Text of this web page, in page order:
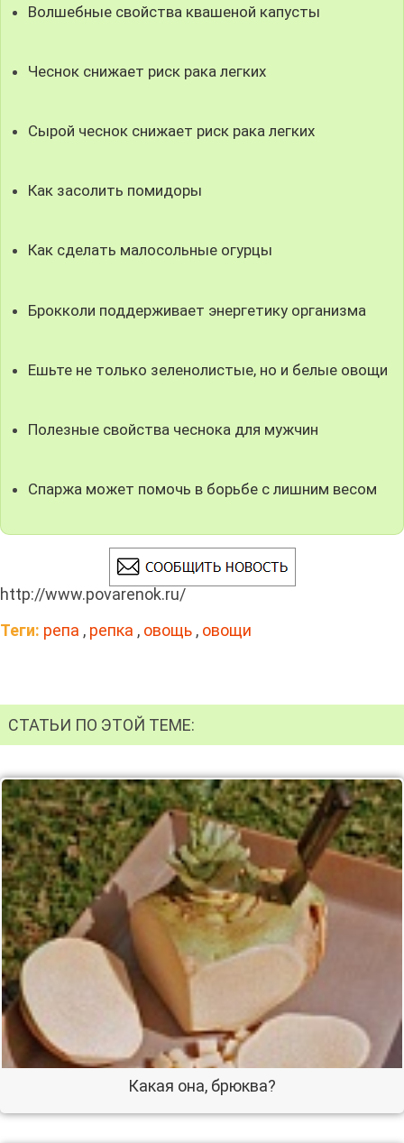
Волшебные свойства квашеной капусты
Чеснок снижает риск рака легких
Сырой чеснок снижает риск рака легких
Как засолить помидоры
Как сделать малосольные огурцы
Брокколи поддерживает энергетику организма
Ешьте не только зеленолистые, но и белые овощи
Полезные свойства чеснока для мужчин
Спаржа может помочь в борьбе с лишним весом
http://www.povarenok.ru/
Теги: репа , репка , овощь , овощи
СТАТЬИ ПО ЭТОЙ ТЕМЕ:
Какая она, брюква?